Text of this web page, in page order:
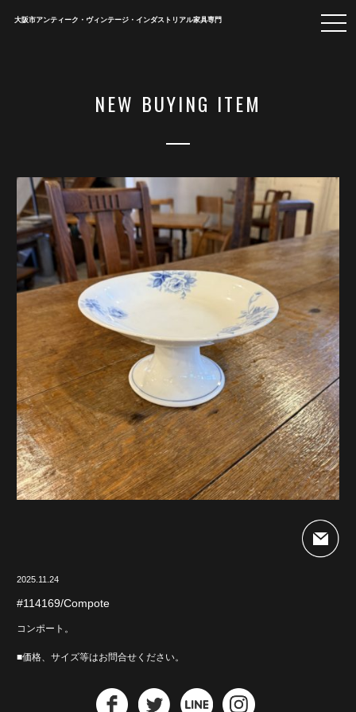
大阪市アンティーク・ヴィンテージ・インダストリアル家具専門
NEW BUYING ITEM
2025.11.24
#114169/Compote
コンポート。
■価格、サイズ等はお問合せください。